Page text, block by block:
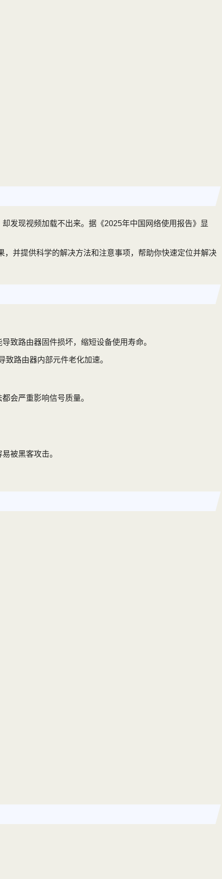
发现视频加载不出来。据《2025年中国网络使用报告》显
并提供科学的解决方法和注意事项，帮助你快速定位并解决
致路由器固件损坏，缩短设备使用寿命。
路由器内部元件老化加速。
会严重影响信号质量。
被黑客攻击。